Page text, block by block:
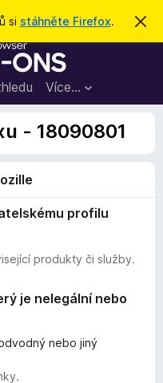
si stáhněte Firefox.
S
r
Více…
Přihlásit se
- 18090801
profilu
produkty či služby.
je nelegální nebo
nebo jiný